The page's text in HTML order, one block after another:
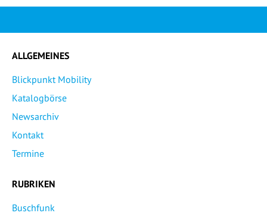
ALLGEMEINES
Blickpunkt Mobility
Katalogbörse
Newsarchiv
Kontakt
Termine
RUBRIKEN
Buschfunk